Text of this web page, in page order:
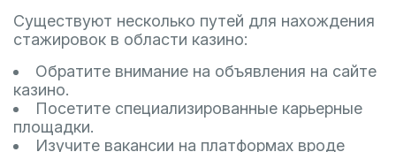
Существуют несколько путей для нахождения
стажировок в области казино:
Обратите внимание на объявления на сайте
казино.
Посетите специализированные карьерные
площадки.
Изучите вакансии на платформах вроде